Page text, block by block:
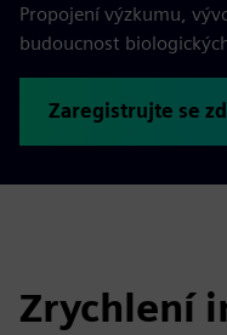
Propojení výzkumu,
budoucnost
Zaregistrujte se
Zrychlení